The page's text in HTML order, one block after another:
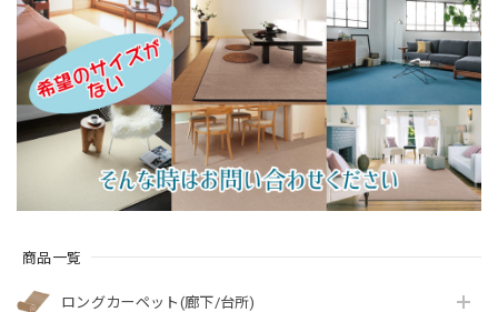
商品一覧
ロングカーペット(廊下/台所)
効果でイヤな臭いの
元を90％以上カッ
ト！シックな濃淡カ
ラーの杢調 ドットデ
ザイン 全4色 防炎ラ
ベル付『アスエポッ
ク/EPC』
カーペット♪落ち着
いたナチュラルな色
合いとシンプルなデ
ザインが魅力 無地調
幾何学柄 全3色 防炎
ラベル付『アスクエ
スト/QST』
花粉やホコリが取れ
やすく日々のお手入
れ簡単♪落ち着いた
ニュアンスカラーの
サキソニータイプ 無
地 全4色 防炎ラベル
付『アスフェアリ
ー/FAY』